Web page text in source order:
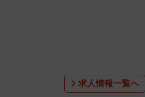
渡航時間なら大丈夫。4人旅行で経験済
ョットを公開した。
求人情報一覧へ